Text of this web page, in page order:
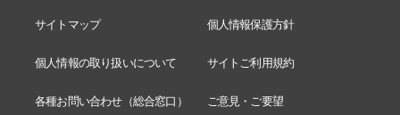
サイトマップ 個人情報保護方針
個人情報の取り扱いについて サイトご利用規約
各種お問い合わせ（総合窓口） ご意見・ご要望